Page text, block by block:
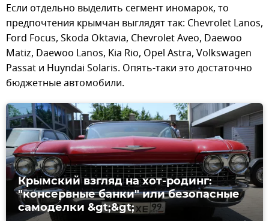
Если отдельно выделить сегмент иномарок, то
предпочтения крымчан выглядят так: Chevrolet Lanos,
Ford Focus, Skoda Oktavia, Chevrolet Aveo, Daewoo
Matiz, Daewoo Lanos, Kia Rio, Opel Astra, Volkswagen
Passat и Huyndai Solaris. Опять-таки это достаточно
бюджетные автомобили.
Крымский взгляд на хот-родинг:
"консервные банки" или безопасные
самоделки &gt;&gt;